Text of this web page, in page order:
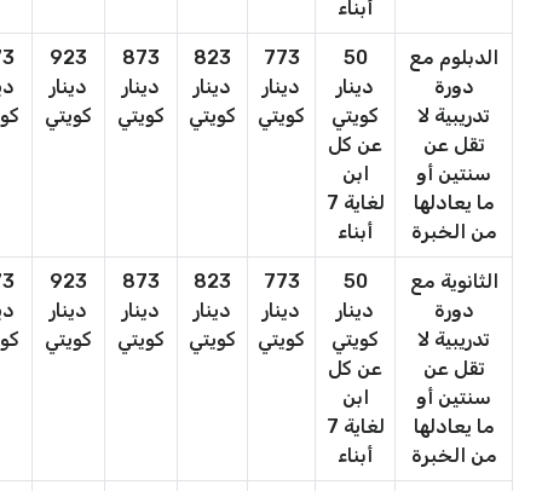
أبناء
الدبلوم مع
دورة
تدريبية لا
تقل عن
سنتين أو
ما يعادلها
من الخبرة
50
دينار
كويتي
عن كل
ابن
لغاية 7
أبناء
773
دينار
كويتي
823
دينار
كويتي
873
دينار
كويتي
923
دينار
كويتي
الثانوية مع
دورة
تدريبية لا
تقل عن
سنتين أو
ما يعادلها
من الخبرة
50
دينار
كويتي
عن كل
ابن
لغاية 7
أبناء
773
دينار
كويتي
823
دينار
كويتي
873
دينار
كويتي
923
دينار
كويتي